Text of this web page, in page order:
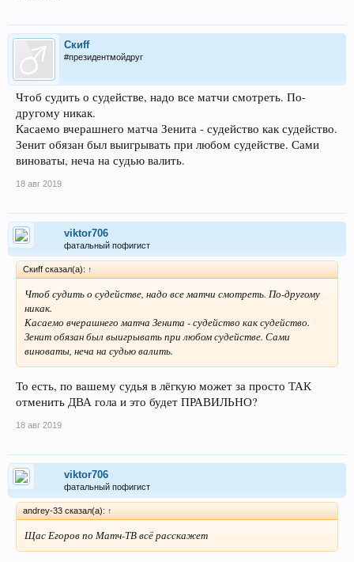
Скиff
#президентмойдруг
Чтоб судить о судействе, надо все матчи смотреть. По-
другому никак.
Касаемо вчерашнего матча Зенита - судейство как судейство.
Зенит обязан был выигрывать при любом судействе. Сами
виноваты, неча на судью валить.
18 авг 2019
viktor706
фатальный пофигист
Скиff сказал(а): ↑
Чтоб судить о судействе, надо все матчи смотреть. По-другому
никак.
Касаемо вчерашнего матча Зенита - судейство как судейство.
Зенит обязан был выигрывать при любом судействе. Сами
виноваты, неча на судью валить.
То есть, по вашему судья в лёгкую может за просто ТАК
отменить ДВА гола и это будет ПРАВИЛЬНО?
18 авг 2019
viktor706
фатальный пофигист
andrey-33 сказал(а): ↑
Щас Егоров по Матч-ТВ всё расскажет